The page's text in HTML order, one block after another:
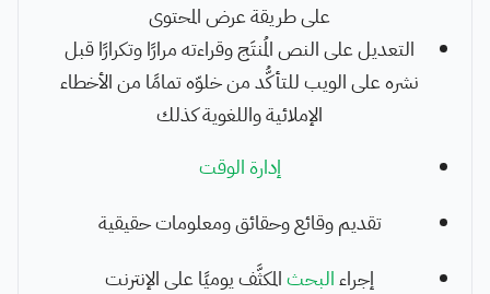
على طريقة عرض المحتوى
التعديل على النص المُنتَج وقراءته مرارًا وتكرارًا قبل
نشره على الويب للتأكُّد من خلوّه تمامًا من الأخطاء
الإملائية واللغوية كذلك
إدارة الوقت
تقديم وقائع وحقائق ومعلومات حقيقية
إجراءالبحثالمكثَّف يوميًا على الإنترنت